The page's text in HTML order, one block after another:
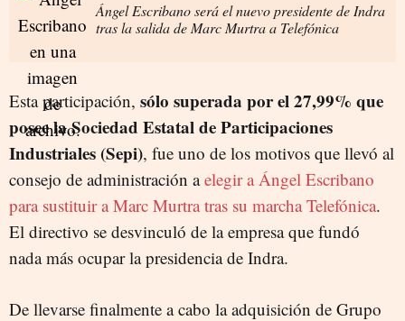
Ángel Escribano será el nuevo presidente de Indra
tras la salida de Marc Murtra a Telefónica
Esta participación, sólo superada por el 27,99% que
posee la Sociedad Estatal de Participaciones
Industriales (Sepi), fue uno de los motivos que llevó al
consejo de administración aelegir a Ángel Escribano
para sustituir a Marc Murtra tras su marcha Telefónica.
El directivo se desvinculó de la empresa que fundó
nada más ocupar la presidencia de Indra.
De llevarse finalmente a cabo la adquisición de Grupo